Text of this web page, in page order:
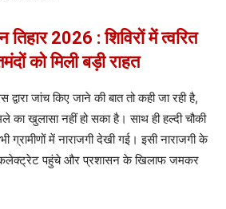
2026 : शिविरों में त्वरित
को मिली बड़ी राहत
द्वारा जांच किए जाने की बात तो कही जा रही है,
का खुलासा नहीं हो सका है। साथ ही हल्दी चौकी
ग्रामीणों में नाराजगी देखी गई। इसी नाराजगी के
कलेक्ट्रेट पहुंचे और प्रशासन के खिलाफ जमकर